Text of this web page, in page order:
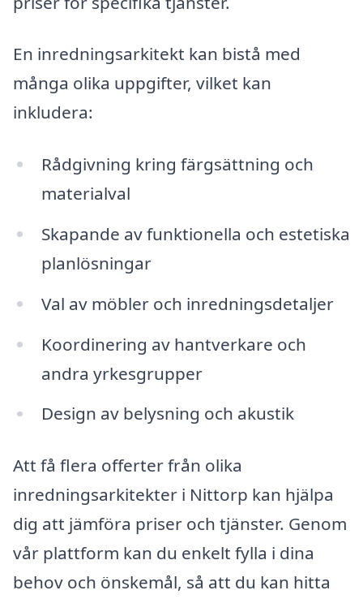
En inredningsarkitekt kan bistå med
många olika uppgifter, vilket kan
inkludera:
Rådgivning kring färgsättning och
materialval
Skapande av funktionella och estetiska
planlösningar
Val av möbler och inredningsdetaljer
Koordinering av hantverkare och
andra yrkesgrupper
Design av belysning och akustik
Att få flera offerter från olika
inredningsarkitekter i Nittorp kan hjälpa
dig att jämföra priser och tjänster. Genom
vår plattform kan du enkelt fylla i dina
behov och önskemål, så att du kan hitta